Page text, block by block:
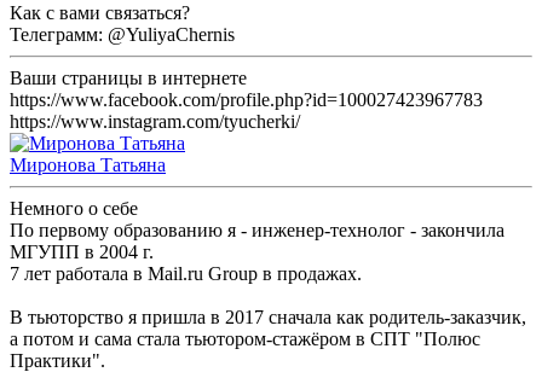
Как с вами связаться?
Телеграмм: @YuliyaChernis
Ваши страницы в интернете
https://www.facebook.com/profile.php?id=100027423967783
https://www.instagram.com/tyucherki/
Миронова Татьяна
Немного о себе
По первому образованию я - инженер-технолог - закончила
МГУПП в 2004 г.
7 лет работала в Mail.ru Group в продажах.
В тьюторство я пришла в 2017 сначала как родитель-заказчик,
а потом и сама стала тьютором-стажёром в СПТ "Полюс
Практики".